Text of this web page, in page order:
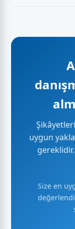
uygun
Size en